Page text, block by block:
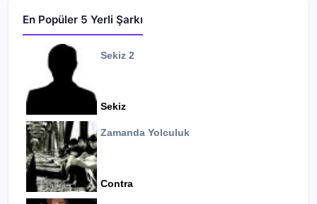
En Popüler 5 Yerli Şarkı
Sekiz 2
Sekiz
Zamanda Yolculuk
Contra